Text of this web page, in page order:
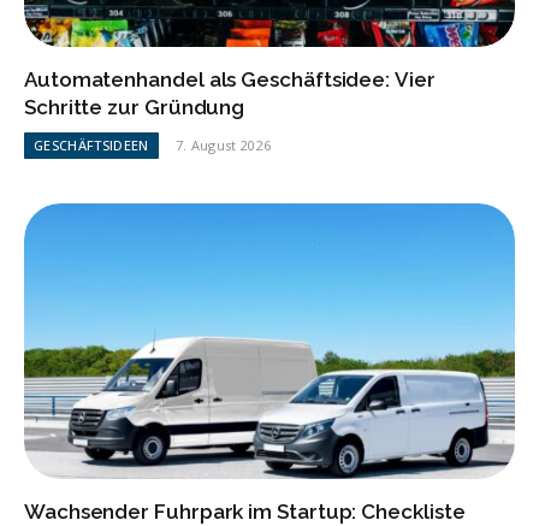
Automatenhandel als Geschäftsidee: Vier
Schritte zur Gründung
GESCHÄFTSIDEEN 7. August 2026
Wachsender Fuhrpark im Startup: Checkliste